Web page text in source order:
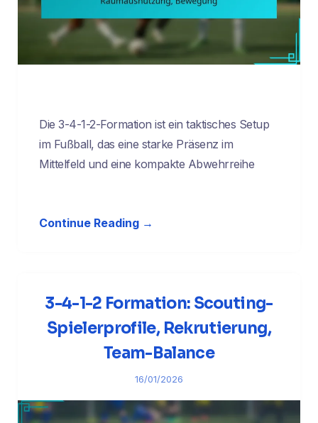
Die 3-4-1-2-Formation ist ein taktisches Setup
im Fußball, das eine starke Präsenz im
Mittelfeld und eine kompakte Abwehrreihe
Continue Reading →
3-4-1-2 Formation: Scouting-
Spielerprofile, Rekrutierung,
Team-Balance
16/01/2026